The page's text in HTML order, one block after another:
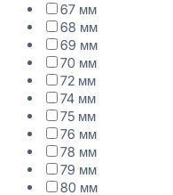
67 мм
68 мм
69 мм
70 мм
72 мм
74 мм
75 мм
76 мм
78 мм
79 мм
80 мм